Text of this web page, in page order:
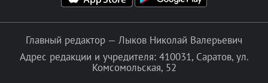
Главный редактор — Лыков Николай Валерьевич
Адрес редакции и учредителя: 410031, Саратов, ул.
Комсомольская, 52